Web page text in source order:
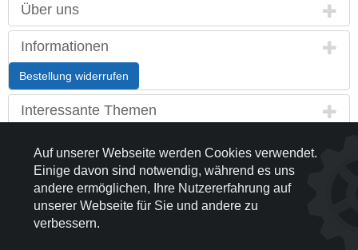
Über uns
Informationen
Bestellung widerrufen
Interessante Themen
Land / Sprache
Kontakt
Partnerseiten
Auf unserer Webseite werden Cookies verwendet.
Einige davon sind notwendig, während es uns
andere ermöglichen, Ihre Nutzererfahrung auf
unserer Webseite für Sie und andere zu
verbessern.